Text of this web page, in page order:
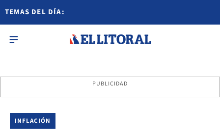
TEMAS DEL DÍA:
PUBLICIDAD
INFLACIÓN